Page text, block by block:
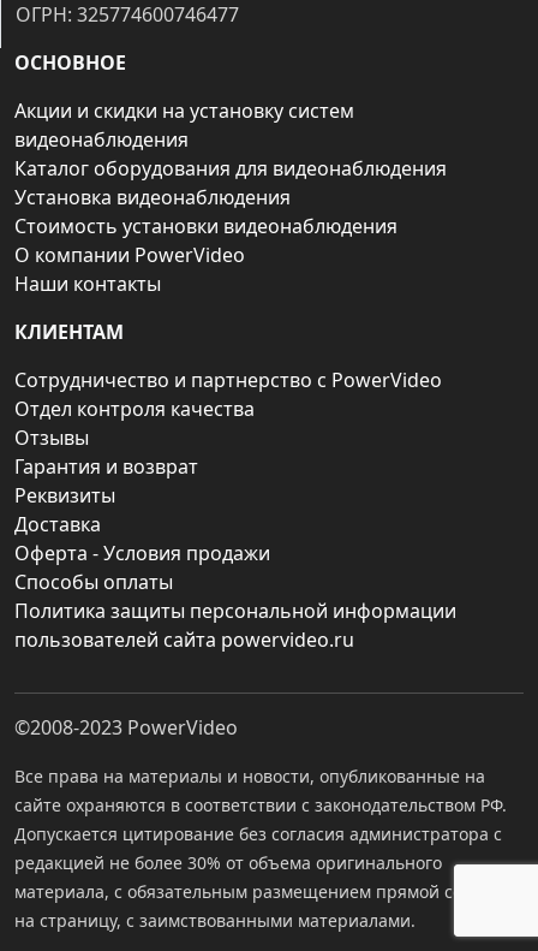
ОГРН: 325774600746477
ОСНОВНОЕ
Акции и скидки на установку систем
видеонаблюдения
Каталог оборудования для видеонаблюдения
Установка видеонаблюдения
Стоимость установки видеонаблюдения
О компании PowerVideo
Наши контакты
КЛИЕНТАМ
Сотрудничество и партнерство с PowerVideo
Отдел контроля качества
Отзывы
Гарантия и возврат
Реквизиты
Доставка
Оферта - Условия продажи
Способы оплаты
Политика защиты персональной информации
пользователей сайта powervideo.ru
©2008-2023 PowerVideo
Все права на материалы и новости, опубликованные на
сайте охраняются в соответствии с законодательством РФ.
Допускается цитирование без согласия администратора с
редакцией не более 30% от объема оригинального
материала, с обязательным размещением прямой ссылки
на страницу, с заимствованными материалами.